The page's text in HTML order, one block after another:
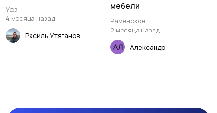
Уфа
4 месяца назад
Расиль Утяганов
мебели
Раменское
2 месяца назад
Александр